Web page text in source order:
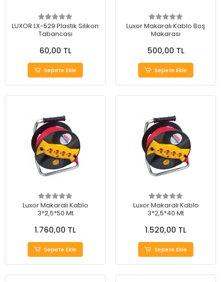
LUXOR LX-529 Plastik Silikon
Tabancası
60,00 TL
Sepete Ekle
Luxor Makaralı Kablo Boş
Makarası
500,00 TL
Sepete Ekle
Luxor Makaralı Kablo
3*2,5*50 Mt
1.760,00 TL
Sepete Ekle
Luxor Makaralı Kablo
3*2,5*40 Mt
1.520,00 TL
Sepete Ekle